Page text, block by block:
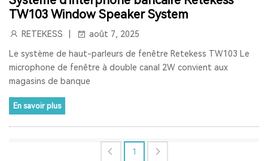
TW103 Window Speaker System
RETEKESS août 7, 2025
Le système de haut-parleurs de fenêtre Retekess TW103 Le
microphone de fenêtre à double canal 2W convient aux
magasins de banque
En savoir plus
1
SYSTÈME D'APPEL POUR CUISINE INTERPHONE DE FENÊTRE
GUICHET MICROPHONE
SYSTÈME D'INTERPHONE DE HAUT-PARLEUR DE FENÊTRE
COFÉ